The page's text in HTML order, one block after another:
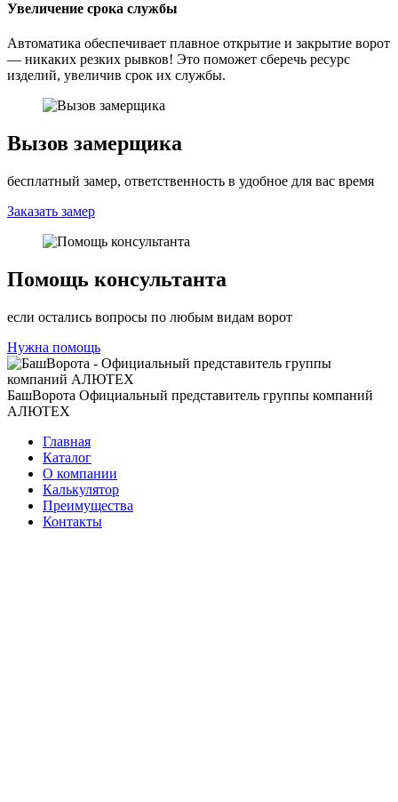
Увеличение срока службы
Автоматика обеспечивает плавное открытие и закрытие ворот
— никаких резких рывков! Это поможет сберечь ресурс
изделий, увеличив срок их службы.
Вызов замерщика
бесплатный замер, ответственность в удобное для вас время
Заказать замер
Помощь консультанта
если остались вопросы по любым видам ворот
Нужна помощь
БашВорота Официальный представитель группы компаний
АЛЮТЕХ
Главная
Каталог
О компании
Калькулятор
Преимущества
Контакты